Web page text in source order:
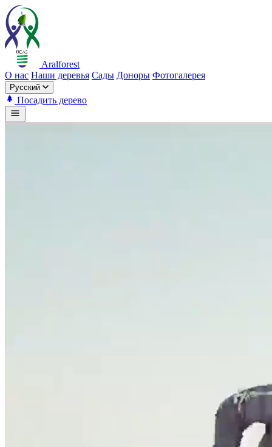
Aralforest
О нас Наши деревья Сады Доноры Фотогалерея
Русский
Посадить дерево